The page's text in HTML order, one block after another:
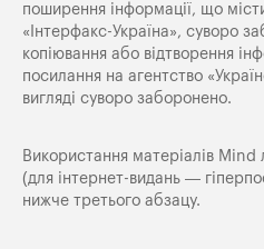
поширення iнформацiї, що
«Iнтерфакс-Україна», суворо
копіювання або відтворення
посилання на агентство
вигляді суворо заборонено.
Використання матеріалів
(для інтернет-видань —
нижче третього абзацу.